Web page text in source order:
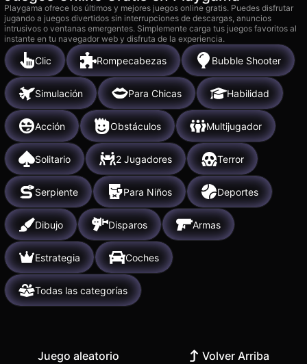
Playgama ofrece los últimos y mejores juegos online gratis. Puedes disfrutar
jugando a juegos divertidos sin interrupciones de descargas, anuncios
intrusivos o ventanas emergentes. Simplemente carga tus juegos favoritos al
instante en tu navegador web y disfruta de la experiencia.
Clic Rompecabezas Bubble Shooter
Simulación Para Chicas Habilidad
Acción Obstáculos Multijugador
Solitario 2 Jugadores Terror
Serpiente Para Niños Deportes
Dibujo Disparos Armas
Estrategia Coches
Todas las categorías
Juego aleatorio Volver Arriba